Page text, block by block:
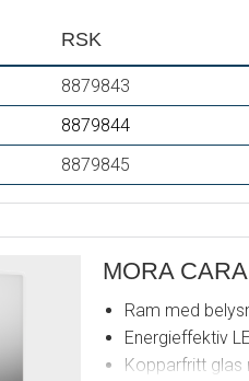
RSK
8879843
8879844
8879845
MORA
Ram med
Energieffektiv
Kopparfritt glas